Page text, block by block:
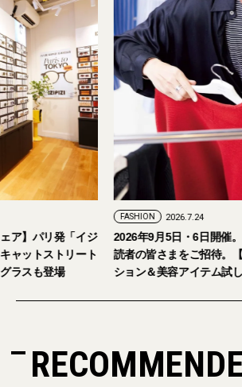
ア】パリ発「イジ
ャットストリート
ラスも登場
FASHION 2026.7.24
2026年9月5日・6日開催
読者の皆さまをご招待。
ション＆美容アイテム試し